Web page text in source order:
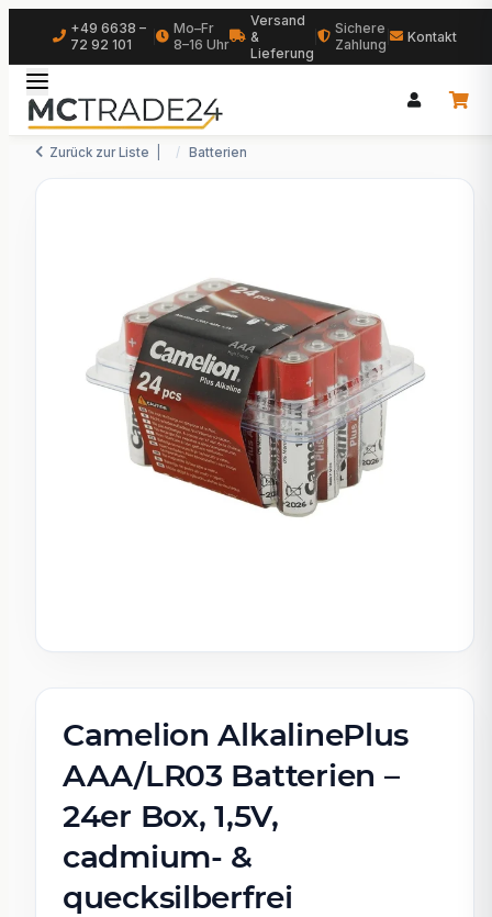
+49 6638 –
72 92 101
Mo–Fr
8–16 Uhr
Versand
&
Lieferung
Sichere
Zahlung
Kontakt
Zurück zur Liste Batterien
Camelion AlkalinePlus
AAA/LR03 Batterien –
24er Box, 1,5V,
cadmium- &
quecksilberfrei